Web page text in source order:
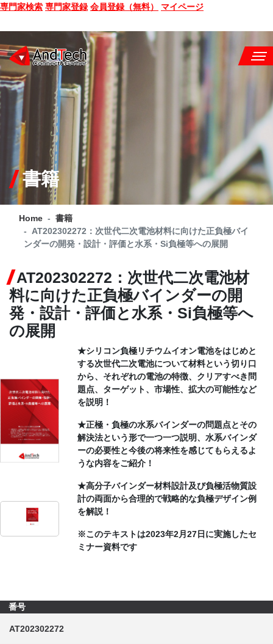
専門家検索 専門家登録 会員登録（無料） マイページ
SEMINAR
BOOK
CONSULTING
SERVICE
COMPANY
Q&A
SITE MAP
CONTACT
書籍
Home
書籍
AT202302272：次世代二次電池材料に向けた正負極バイ
ンダーの開発・設計・評価と水系・Si負極等への展開
AT202302272：次世代二次電池材
料に向けた正負極バインダーの開
発・設計・評価と水系・Si負極等へ
の展開
★シリコン負極リチウムイオン電池をはじめと
する次世代二次電池について材料という切り口
から、それぞれの電池の特徴、クリアすべき問
題点、ターゲット、市場性、拡大の可能性など
を説明！
★正極・負極の水系バインダーの問題点とその
解決法という形で一つ一つ説明、水系バインダ
ーの必要性と今後の将来性を感じてもらえるよ
うな内容をご紹介！
★高分子バインダー材料設計及び負極活物質設
計の両面から合理的で戦略的な負極デザイン例
を解説！
※このテキストは2023年2月27日に実施したセ
ミナー資料です
番号
AT202302272